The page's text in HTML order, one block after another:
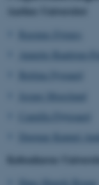
Aarhus Universitet
Annette Baattrup-
Bettina Nygaard
Jesper Moeslund
Camilla Fløjgaard
Dagmar Kappel
Københavns